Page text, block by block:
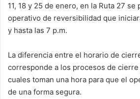
11, 18 y 25 de enero, en la Ruta 27 se
operativo de reversibilidad que
y hasta las 7 p.m.
La diferencia entre el horario de
corresponde a los procesos de
cuales toman una hora para que el
de una forma segura.